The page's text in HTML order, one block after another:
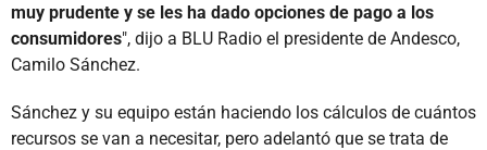
muy prudente y se les ha dado opciones de pago a los
consumidores", dijo a BLU Radio el presidente de Andesco,
Camilo Sánchez.
Sánchez y su equipo están haciendo los cálculos de cuántos
recursos se van a necesitar, pero adelantó que se trata de